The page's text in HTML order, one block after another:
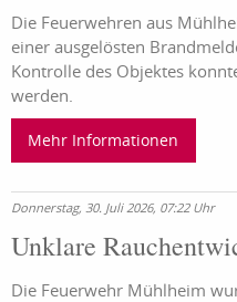
Die Feuerwehren aus
einer ausgelösten
Kontrolle des Objektes
werden.
Mehr Informationen
Donnerstag, 30. Juli 2026, 07:22 Uhr
Unklare
Die Feuerwehr Mühlheim